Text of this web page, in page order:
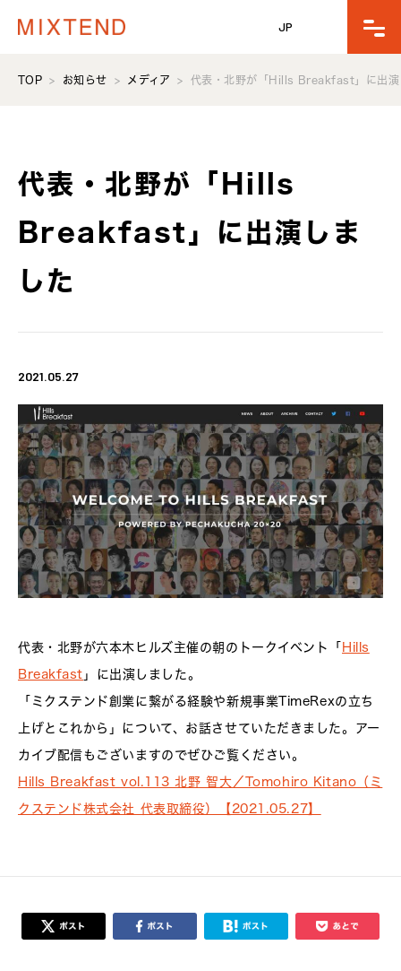
JP
TOP お知らせ メディア 代表・北野が「Hills Breakfast」に出演
代表・北野が「Hills
Breakfast」に出演しま
した
2021.05.27
代表・北野が六本木ヒルズ主催の朝のトークイベント「 Hills
Breakfast 」に出演しました。
「ミクステンド創業に繋がる経験や新規事業TimeRexの立ち
上げとこれから」について、お話させていただきました。アー
カイブ配信もございますのでぜひご覧ください。
Hills Breakfast vol.113 北野 智大／Tomohiro Kitano（ミ
クステンド株式会社 代表取締役）【2021.05.27】